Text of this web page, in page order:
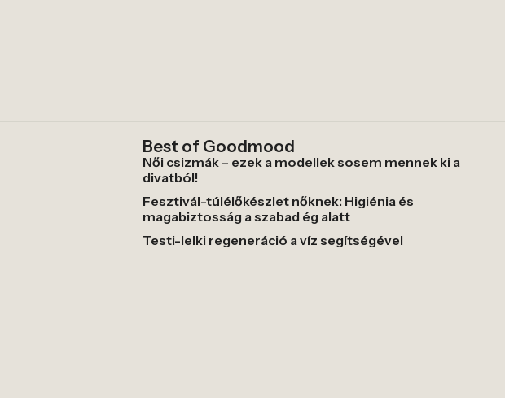
Best of Goodmood
Női csizmák – ezek a modellek sosem mennek ki a
divatból!
Fesztivál-túlélőkészlet nőknek: Higiénia és
magabiztosság a szabad ég alatt
Testi-lelki regeneráció a víz segítségével